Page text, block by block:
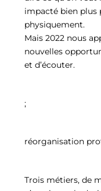
impacté bien plus
physiquement.
Mais 2022 nous
nouvelles
et d’écouter.
;
réorganisation
Trois métiers, de